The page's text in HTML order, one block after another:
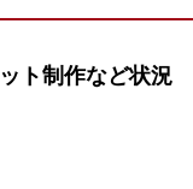
ト制作など状況